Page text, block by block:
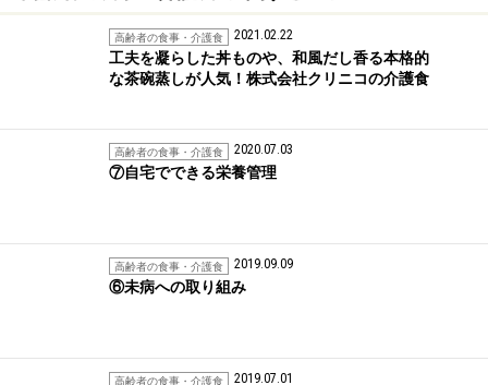
高齢者の食事・介護食 2021.02.22
工夫を凝らした丼ものや、和風だし香る本格的
な茶碗蒸しが人気！株式会社クリニコの介護食
高齢者の食事・介護食 2020.07.03
⑦自宅でできる栄養管理
高齢者の食事・介護食 2019.09.09
⑥未病への取り組み
高齢者の食事・介護食 2019.07.01